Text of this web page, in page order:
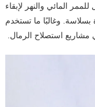
المائي والنهر لإبقاء
بسلاسة. وغالبًا ما تستخدم
مشاريع استصلاح الرمال.